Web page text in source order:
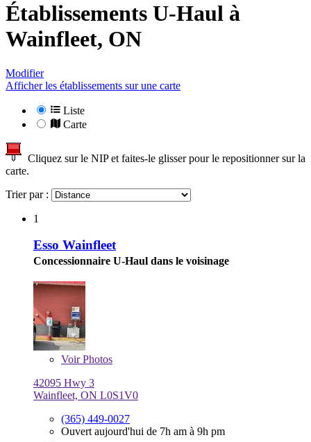
Établissements U-Haul à
Wainfleet, ON
Modifier
Afficher les établissements sur une carte
Liste
Carte
Cliquez sur le NIP et faites-le glisser pour le repositionner sur la
carte.
Trier par :
1
Esso Wainfleet
Concessionnaire U-Haul dans le voisinage
VoirPhotos
42095 Hwy 3
Wainfleet, ON L0S1V0
(365) 449-0027
Ouvert aujourd'hui de 7h am à 9h pm